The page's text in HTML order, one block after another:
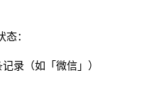
：
录（如「微信」）